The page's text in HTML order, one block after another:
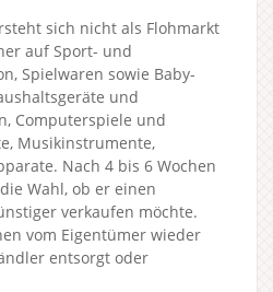
sich nicht als Flohmarkt
auf Sport- und
Spielwaren sowie Baby-
und
Computerspiele und
Musikinstrumente,
Nach 4 bis 6 Wochen
Wahl, ob er einen
verkaufen möchte.
vom Eigentümer wieder
entsorgt oder